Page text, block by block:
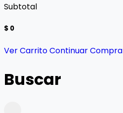
Subtotal
$ 0
Ver CarritoContinuar Compra
Buscar